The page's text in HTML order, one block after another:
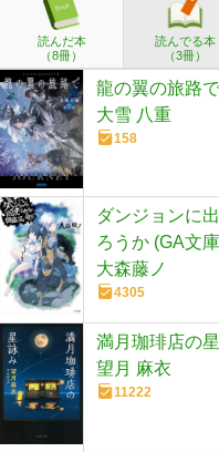
読んだ本
（8冊）
読んでる本
（3冊）
龍の翼の旅路
大雪 八重
158
ダンジョンに
ろうか (GA文
大森藤ノ
4305
満月珈琲店の
望月 麻衣
11222